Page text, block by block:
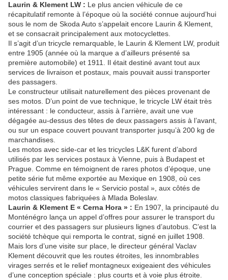
Laurin & Klement LW : Le plus ancien véhicule de ce
récapitulatif remonte à l’époque où la société connue aujourd’hui
sous le nom de Skoda Auto s’appelait encore Laurin & Klement,
et se consacrait principalement aux motocyclettes.
Il s’agit d’un tricycle remarquable, le Laurin & Klement LW, produit
entre 1905 (année où la marque a d’ailleurs présenté sa
première automobile) et 1911. Il était destiné avant tout aux
services de livraison et postaux, mais pouvait aussi transporter
des passagers.
Le constructeur utilisait naturellement des pièces provenant de
ses motos. D’un point de vue technique, le tricycle LW était très
intéressant : le conducteur, assis à l’arrière, avait une vue
dégagée au-dessus des têtes de deux passagers assis à l’avant,
ou sur un espace couvert pouvant transporter jusqu’à 200 kg de
marchandises.
Les motos avec side-car et les tricycles L&K furent d’abord
utilisés par les services postaux à Vienne, puis à Budapest et
Prague. Comme en témoignent de rares photos d’époque, une
petite série fut même exportée au Mexique en 1908, où ces
véhicules servirent dans le « Servicio postal », aux côtés de
motos classiques fabriquées à Mlada Boleslav.
Laurin & Klement E « Cerna Hora » : En 1907, la principauté du
Monténégro lança un appel d’offres pour assurer le transport du
courrier et des passagers sur plusieurs lignes d’autobus. C’est la
société tchèque qui remporta le contrat, signé en juillet 1908.
Mais lors d’une visite sur place, le directeur général Vaclav
Klement découvrit que les routes étroites, les innombrables
virages serrés et le relief montagneux exigeaient des véhicules
d’une conception spéciale : plus courts et à voie plus étroite.